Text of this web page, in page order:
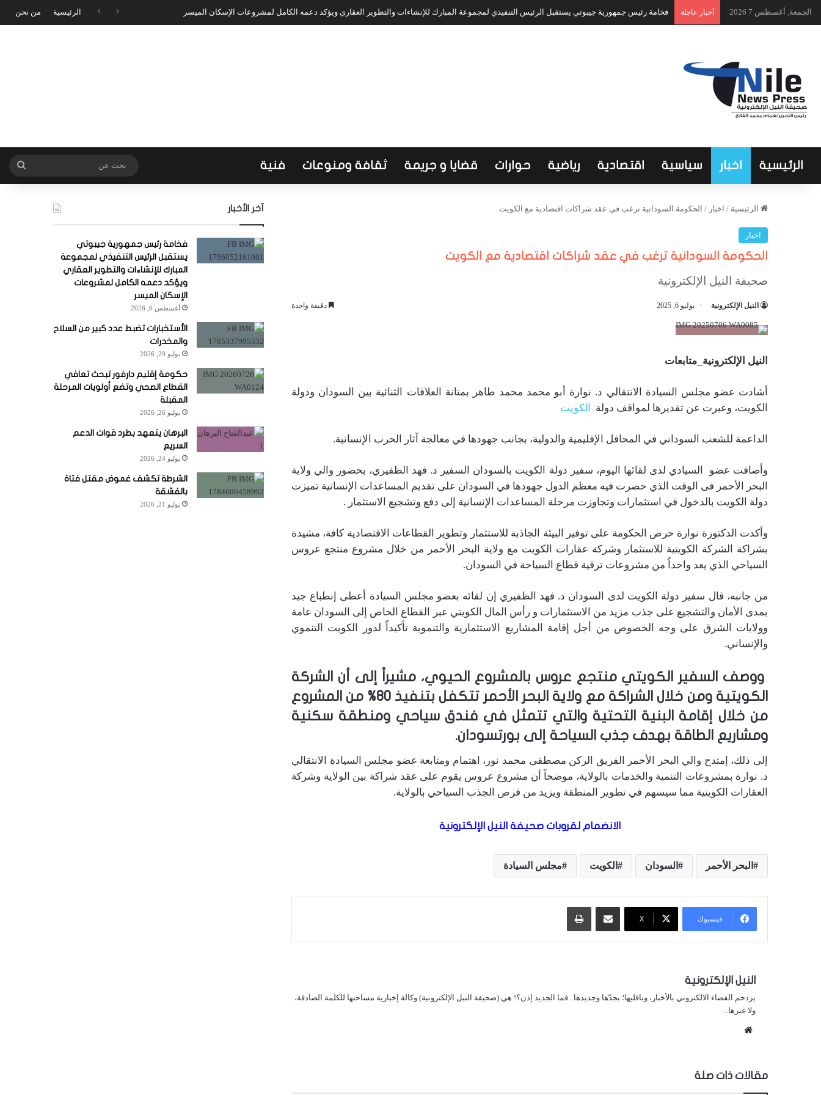
الجمعة, أغسطس 7 2026 أخبار عاجلة فخامة رئيس جمهورية جيبوتي يستقبل الرئيس التنفيذي لمجموعة المبارك للإنشاءات والتطوير العقاري ويؤكد دعمه الكامل لمشروعات الإسكان الميسر الرئيسية من نحن
الرئيسية اخبار سياسية اقتصادية رياضية حوارات قضايا و جريمة ثقافة ومنوعات فنية بحث
عن
الرئيسية / اخبار / الحكومة السودانية ترغب في عقد شراكات اقتصادية مع الكويت
اخبار
الحكومة السودانية ترغب في عقد شراكات اقتصادية مع الكويت
صحيفة النيل الإلكترونية
النيل الإلكترونية يوليو 6, 2025 دقيقة واحدة
النيل الإلكترونية_متابعات
أشادت عضو مجلس السيادة الانتقالي د. نوارة أبو محمد محمد طاهر بمتانة العلاقات الثنائية بين السودان ودولة
الكويت، وعبرت عن تقديرها لمواقف دولة
الكويت
الداعمة للشعب السوداني في المحافل الإقليمية والدولية، بجانب جهودها في معالجة آثار الحرب الإنسانية.
وأضافت عضو السيادي لدى لقائها اليوم، سفير دولة الكويت بالسودان السفير د. فهد الظفيري، بحضور والي ولاية
البحر الأحمر فى الوقت الذي حصرت فيه معظم الدول جهودها في السودان على تقديم المساعدات الإنسانية تميزت
دولة الكويت بالدخول في استثمارات وتجاوزت مرحلة المساعدات الإنسانية إلى دفع وتشجيع الاستثمار .
وأكدت الدكتورة نوارة حرص الحكومة على توفير البيئة الجاذبة للاستثمار وتطوير القطاعات الاقتصادية كافة، مشيدة
بشراكة الشركة الكويتية للاستثمار وشركة عقارات الكويت مع ولاية البحر الأحمر من خلال مشروع منتجع عروس
السياحي الذي يعد واحداً من مشروعات ترقية قطاع السياحة في السودان.
من جانبه، قال سفير دولة الكويت لدى السودان د. فهد الظفيري إن لقائه بعضو مجلس السيادة أعطى إنطباع جيد
بمدى الأمان والتشجيع على جذب مزيد من الاستثمارات و رأس المال الكويتي عبر القطاع الخاص إلى السودان عامة
وولايات الشرق على وجه الخصوص من أجل إقامة المشاريع الاستثمارية والتنموية تأكيداً لدور الكويت التنموي
والإنساني.
ووصف السفير الكويتي منتجع عروس بالمشروع الحيوي، مشيراً إلى أن الشركة
الكويتية ومن خلال الشراكة مع ولاية البحر الأحمر تتكفل بتنفيذ 80% من المشروع
من خلال إقامة البنية التحتية والتي تتمثل في فندق سياحي ومنطقة سكنية
ومشاريع الطاقة بهدف جذب السياحة إلى بورتسودان.
إلى ذلك، إمتدح والي البحر الأحمر الفريق الركن مصطفى محمد نور، اهتمام ومتابعة عضو مجلس السيادة الانتقالي
د. نوارة بمشروعات التنمية والخدمات بالولاية، موضحاً أن مشروع عروس يقوم على عقد شراكة بين الولاية وشركة
العقارات الكويتية مما سيسهم في تطوير المنطقة ويزيد من فرص الجذب السياحي بالولاية.
الانضمام لقروبات صحيفة النيل الإلكترونية
البحر الأحمر السودان الكويت مجلس السيادة
فيسبوك X
مشاركة عبر البريد طباعة
النيل الإلكترونية
يزدحم الفضاء الالكتروني بالأخبار، وناقليها؛ بجدّها وجديدها.. فما الجديد إذن؟! هي (صحيفة النيل الإلكترونية) وكالة إخبارية مساحتها للكلمة الصادقة،
ولا غيرها..
مقالات ذات صلة
آخر الأخبار
فخامة رئيس جمهورية جيبوتي
يستقبل الرئيس التنفيذي لمجموعة
المبارك للإنشاءات والتطوير العقاري
ويؤكد دعمه الكامل لمشروعات
الإسكان الميسر
أغسطس 6, 2026
الأستخبارات تضبط عدد كبير من السلاح
والمخدرات
يوليو 29, 2026
حكومة إقليم دارفور تبحث تعافي
القطاع الصحي وتضع أولويات المرحلة
المقبلة
يوليو 26, 2026
البرهان يتعهد بطرد قوات الدعم
السريع
يوليو 24, 2026
الشرطة تكشف غموض مقتل فتاة
بالفشقة
يوليو 21, 2026